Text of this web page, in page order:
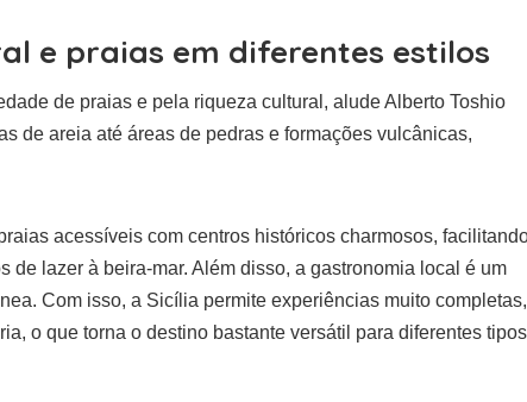
e praias em diferentes estilos
de praias e pela riqueza cultural, alude Alberto Toshio
de areia até áreas de pedras e formações vulcânicas,
acessíveis com centros históricos charmosos,
de lazer à beira-mar. Além disso, a gastronomia local é um
Com isso, a Sicília permite experiências muito completas,
o que torna o destino bastante versátil para diferentes tipos